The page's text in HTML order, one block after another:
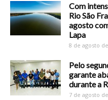
Com
Rio São
agosto
Lapa
8 de agosto
Pelo
garante
durante a
7 de agosto